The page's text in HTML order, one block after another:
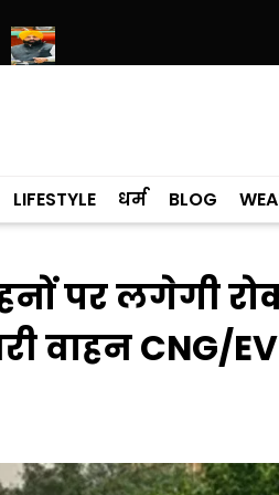
LIFESTYLE धर्म BLOG
पर लगेगी
वाहन CNG/